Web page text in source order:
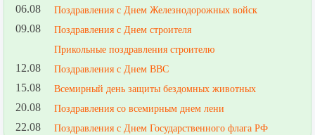
06.08 Поздравления с Днем Железнодорожных войск
09.08
Поздравления с Днем строителя
Прикольные поздравления строителю
12.08 Поздравления с Днем ВВС
15.08 Всемирный день защиты бездомных животных
20.08 Поздравления со всемирным днем лени
22.08 Поздравления с Днем Государственного флага РФ